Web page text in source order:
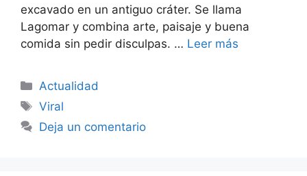
excavado en un antiguo cráter. Se llama
Lagomar y combina arte, paisaje y buena
comida sin pedir disculpas. … Leer más
Categorías
Actualidad
Etiquetas
Viral
Deja un comentario